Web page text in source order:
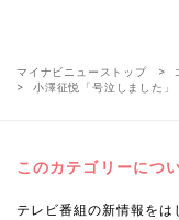
マイナビニューストップ
小澤征悦「号泣しました
このカテゴリーにつ
テレビ番組の新情報をは